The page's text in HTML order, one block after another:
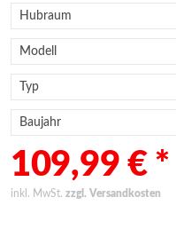
109,99 € *
inkl. MwSt. zzgl. Versandkosten